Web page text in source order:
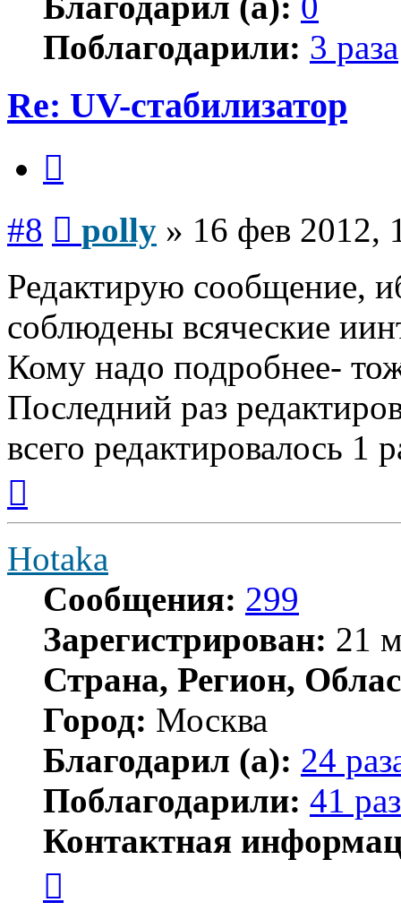
Поблагодарили: 3 раза
Re: UV-стабилизатор
#8 polly » 16 фев 2012,
Редактирую сообщение,
соблюдены всяческие
Кому надо подробнее-
Последний раз
всего редактировалось 1
началу
Hotaka
Сообщения: 299
Зарегистрирован: 21
Страна, Регион,
Город: Москва
Благодарил (а): 24
Поблагодарили: 41 раз
Контактная
пользователя